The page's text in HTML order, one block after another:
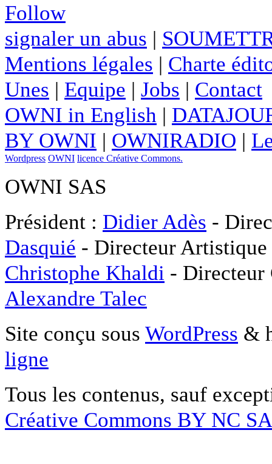
Follow
signaler un abus |
Mentions légales | Charte
Unes | Equipe | Jobs | Contact
OWNI in English |
BY OWNI | OWNIRADIO |
Wordpress OWNI licence Créative Commons.
OWNI SAS
Président : Didier Adès -
Dasquié - Directeur
Christophe Khaldi -
Alexandre Talec
Site conçu sous WordPress &
ligne
Tous les contenus, sauf
Créative Commons BY NC SA